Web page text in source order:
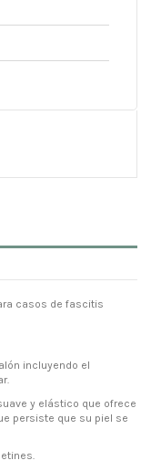
casos de fascitis
incluyendo el
y elástico que ofrece
persiste que su piel se